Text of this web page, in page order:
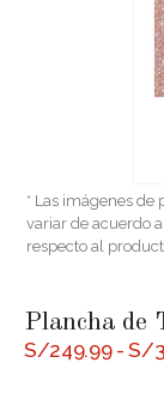
* Las imágenes de
variar de acuerdo
respecto al
Plancha de
S/249.99 - S/